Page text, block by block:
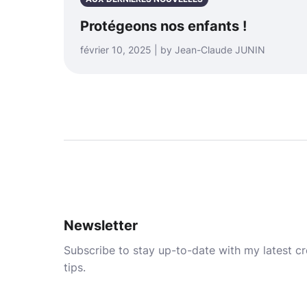
Protégeons nos enfants !
février 10, 2025 | by Jean-Claude JUNIN
Newsletter
Subscribe to stay up-to-date with my latest
tips.